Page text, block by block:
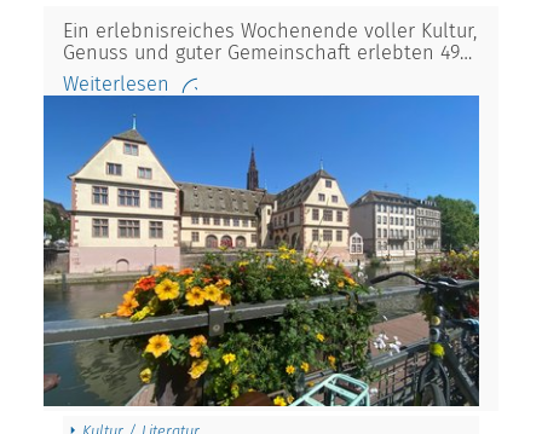
Ein erlebnisreiches Wochenende voller Kultur,
Genuss und guter Gemeinschaft erlebten 49…
Weiterlesen